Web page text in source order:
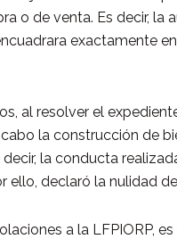
o de venta. Es decir, la
exactamente
al resolver el
la construcción de
la conducta
ello, declaró la nulidad
a la LFPIORP,